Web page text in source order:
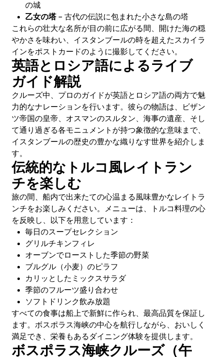
の城
乙女の塔– 古代の伝説に包まれた小さな島の塔
これらの壮大な名所が目の前に広がる間、開けた海の穏
やかさを味わい、イスタンブールの時を超えたスカイラ
インをポストカードのように撮影してください。
英語とロシア語によるライブ
ガイド解説
クルーズ中、プロのガイドが英語とロシア語の両方で魅
力的なナレーションを行います。彼らの物語は、ビザン
ツ帝国の皇帝、オスマンのスルタン、海事の遺産、そし
て通り過ぎる各モニュメントが持つ象徴的な意味まで、
イスタンブールの歴史の豊かな織りなす世界を紹介しま
す。
伝統的なトルコ風レイトラン
チを楽しむ
旅の間、船内で出来たての心温まる風味豊かなレイトラ
ンチをお楽しみください。メニューは、トルコ料理の心
を反映し、以下を用意しています：
毎日のスープセレクション
グリルチキンフィレ
オーブンでローストした季節の野菜
ブルグル（小麦）のピラフ
カリッとしたミックスサラダ
季節のフルーツ盛り合わせ
ソフトドリンク飲み放題
すべての食事は船上で新鮮に作られ、最高品質を保証し
ます。ボスポラス海峡の中心を航行しながら、おいしく
満足でき、栄養もあるダイニング体験を提供します。
ボスポラス海峡クルーズ（午